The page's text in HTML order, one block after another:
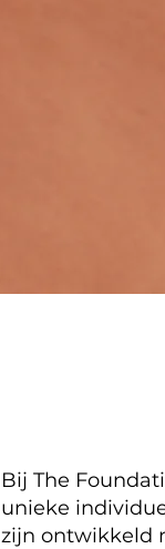
Bij The
unieke
zijn ontwikkeld